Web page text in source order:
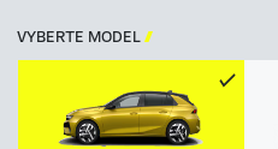
VYBERTE MODEL